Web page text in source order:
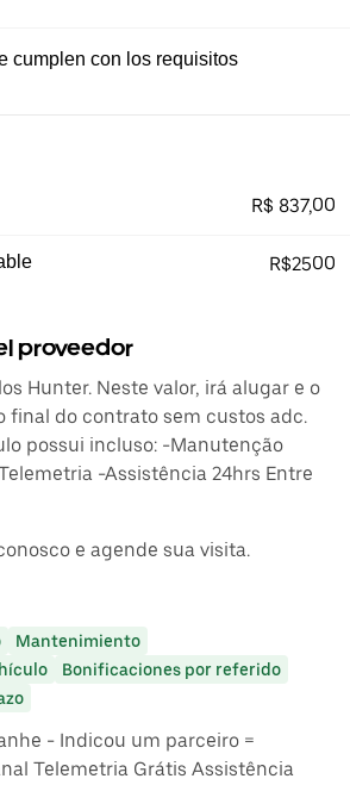
cumplen con los requisitos
R$ 837,00
R$2500
proveedor
Hunter. Neste valor, irá alugar e o
final do contrato sem custos adc.
possui incluso: -Manutenção
-Assistência 24hrs Entre
e agende sua visita.
Mantenimiento
Bonificaciones por referido
- Indicou um parceiro =
Telemetria Grátis Assistência